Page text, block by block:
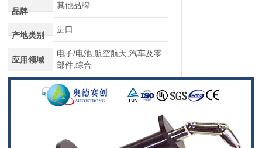
品牌
其他品牌
产地类别
进口
应用领域
电子/电池,航空航天,汽车及零
部件,综合